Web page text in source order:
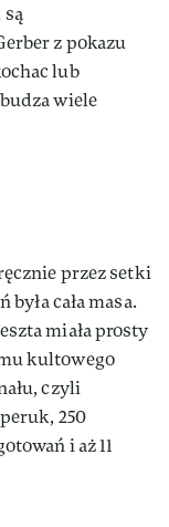
z pokazu
lub
wiele
przez setki
cała masa.
miała prosty
kultowego
czyli
250
i aż 11